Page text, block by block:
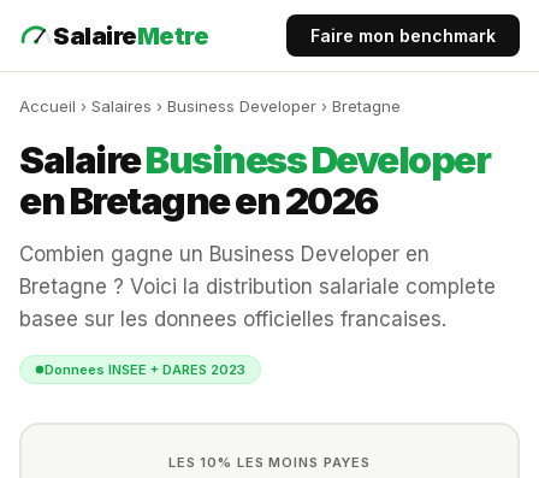
SalaireMetre Faire mon benchmark
Accueil › Salaires › Business Developer › Bretagne
SalaireBusiness Developer
en Bretagne en 2026
Combien gagne un Business Developer en
Bretagne ? Voici la distribution salariale complete
basee sur les donnees officielles francaises.
Donnees INSEE + DARES 2023
LES 10% LES MOINS PAYES